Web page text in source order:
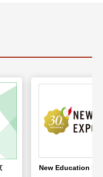
New Education